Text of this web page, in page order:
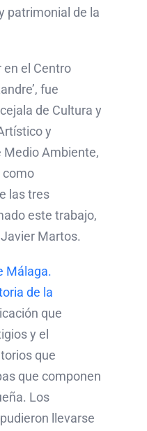
patrimonial de la
en el Centro
fue
de Cultura y
y
Medio Ambiente,
como
las tres
este trabajo,
Martos.
Málaga.
de la
que
y el
que
que componen
Los
llevarse